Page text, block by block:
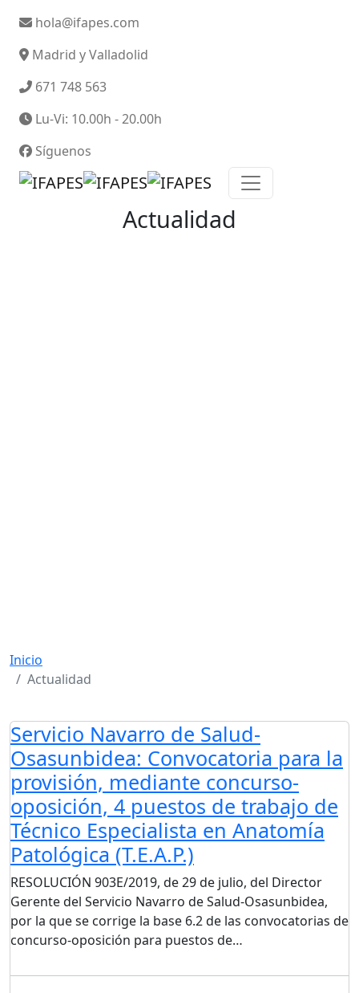
hola@ifapes.com
Madrid y Valladolid
671 748 563
Lu-Vi: 10.00h - 20.00h
Síguenos
Actualidad
Inicio
Actualidad
Servicio Navarro de Salud-
Osasunbidea: Convocatoria para la
provisión, mediante concurso-
oposición, 4 puestos de trabajo de
Técnico Especialista en Anatomía
Patológica (T.E.A.P.)
RESOLUCIÓN 903E/2019, de 29 de julio, del Director
Gerente del Servicio Navarro de Salud-Osasunbidea,
por la que se corrige la base 6.2 de las convocatorias de
concurso-oposición para puestos de…